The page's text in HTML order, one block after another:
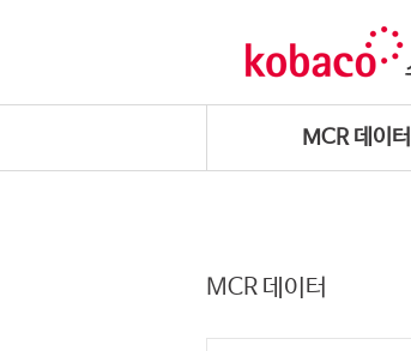
MCR 데이터
MCR 데이터